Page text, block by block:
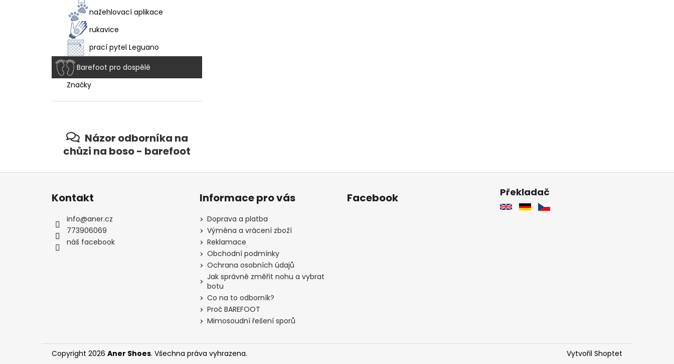
nažehlovací aplikace
rukavice
prací pytel Leguano
Barefoot pro dospělé
Značky
Názor odborníka na
chůzi na boso - barefoot
Z
Kontakt
info@aner.cz
773906069
náš facebook
Informace pro vás
Doprava a platba
Výměna a vrácení zboží
Reklamace
Obchodní podmínky
Ochrana osobních údajů
Jak správně změřit nohu a vybrat
botu
Co na to odborník?
Proč BAREFOOT
Mimosoudní řešení sporů
Facebook Překladač
Vytvořil Shoptet
Copyright 2026 Aner Shoes. Všechna práva vyhrazena.